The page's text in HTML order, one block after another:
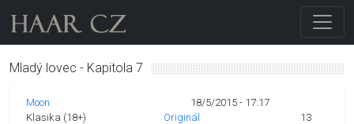
Mladý lovec - Kapitola 7
Moon
18/5/2015 - 17:17
Klasika (18+)
Originál 13